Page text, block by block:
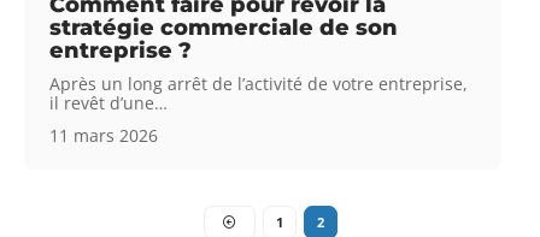
stratégie commerciale de son
entreprise ?
Après un long arrêt de l’activité de votre entreprise,
il revêt d’une…
11 mars 2026
1 2